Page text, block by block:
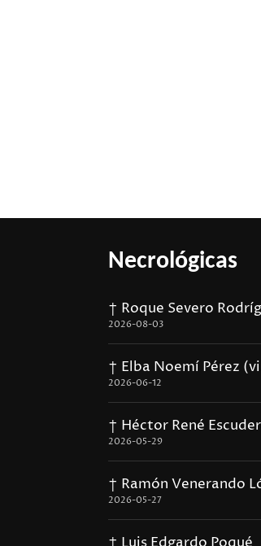
Necrológicas
† Roque Severo
2026-08-03
† Elba Noemí Pérez
2026-06-12
† Héctor René
2026-05-29
† Ramón Venerando
2026-05-27